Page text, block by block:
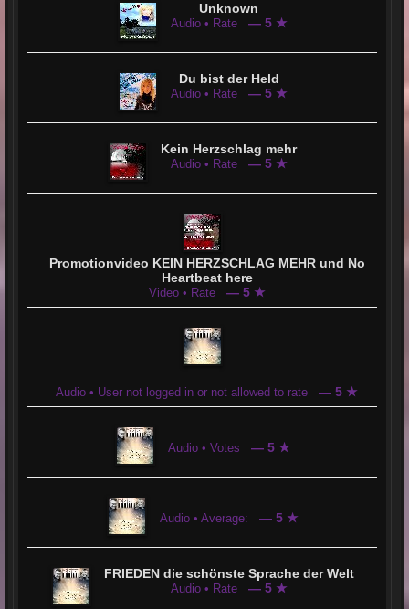
Unknown
Audio • Rate — 5 ★
Du bist der Held
Audio • Rate — 5 ★
Kein Herzschlag mehr
Audio • Rate — 5 ★
Promotionvideo KEIN HERZSCHLAG MEHR und No
Heartbeat here
Video • Rate — 5 ★
Audio • User not logged in or not allowed to rate — 5 ★
Audio • Votes — 5 ★
Audio • Average: — 5 ★
FRIEDEN die schönste Sprache der Welt
Audio • Rate — 5 ★